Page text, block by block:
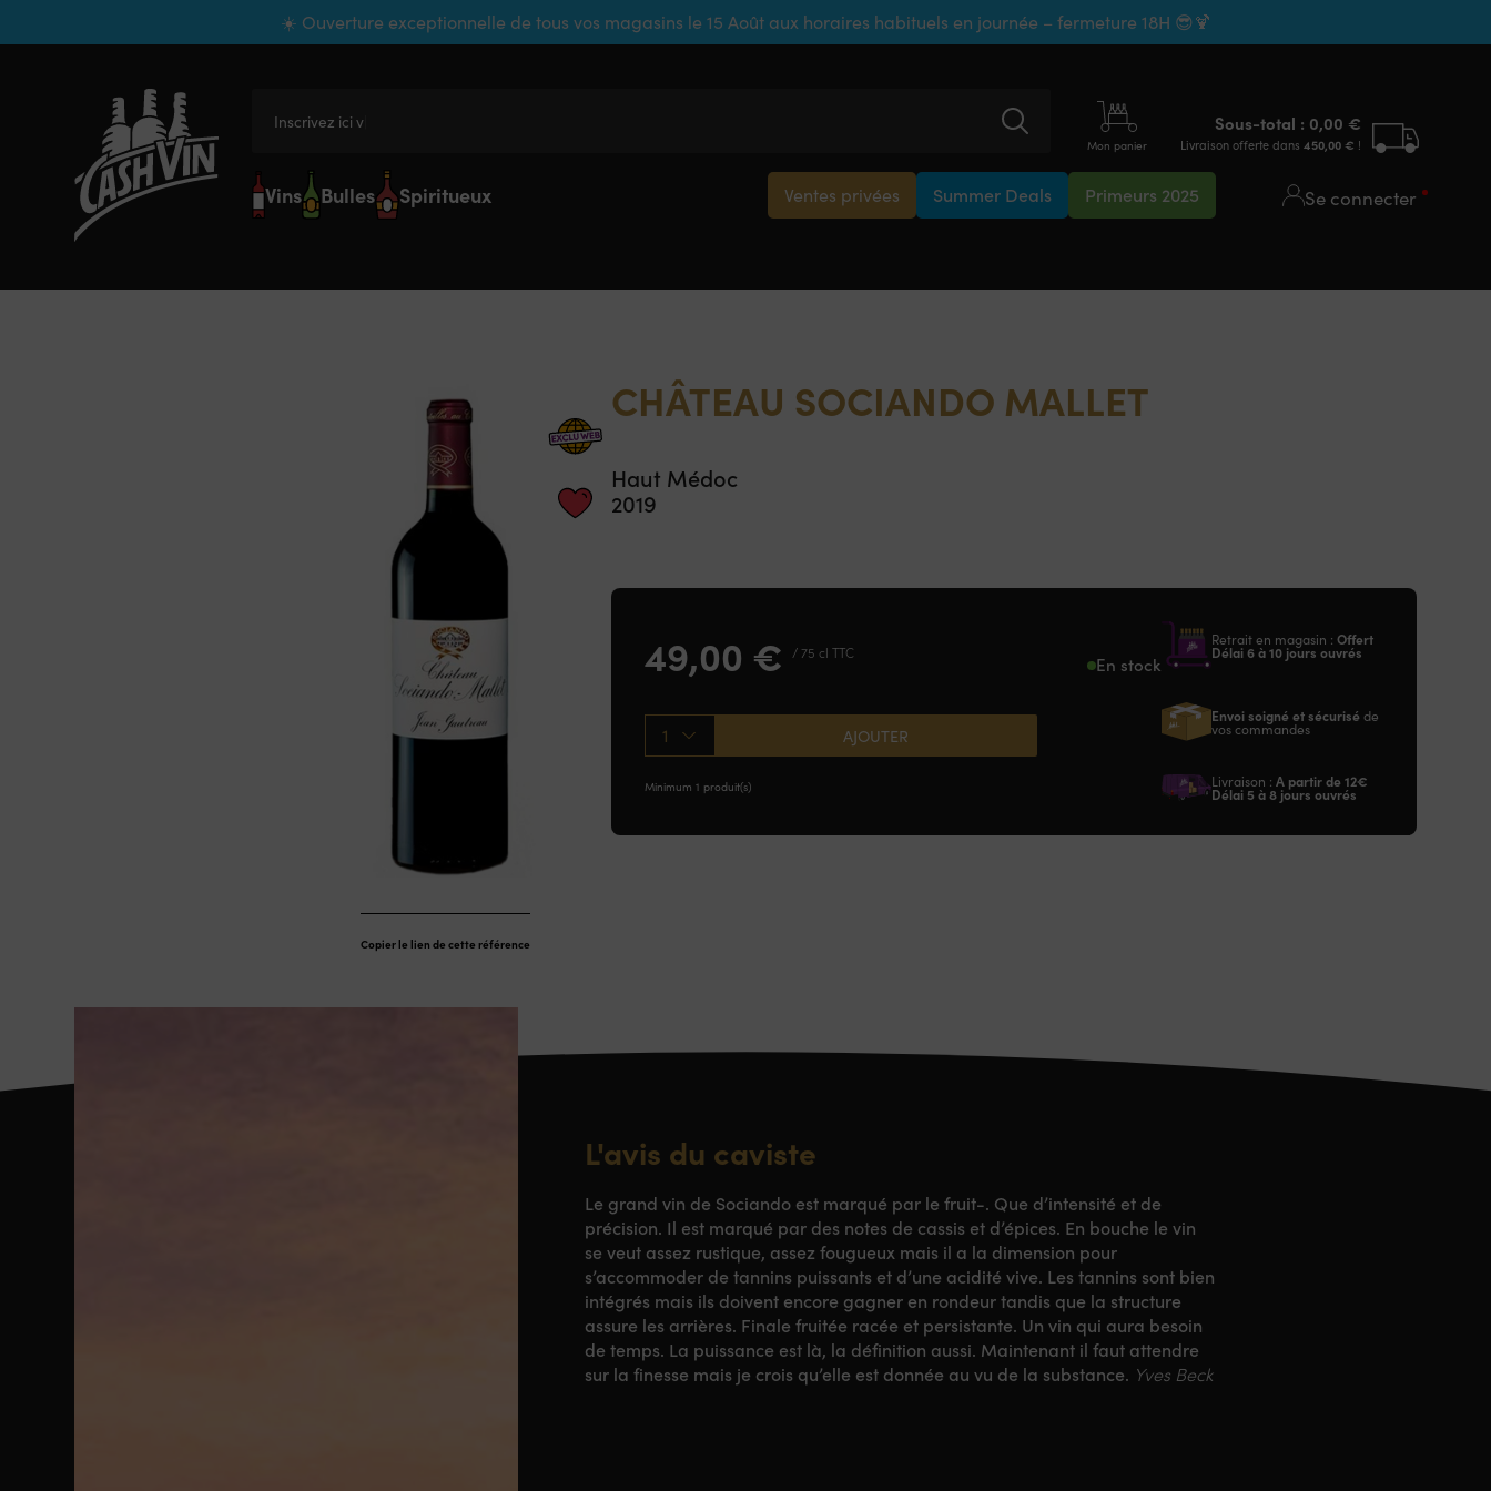
☀️ Ouverture exceptionnelle de tous vos magasins le 15 Août aux horaires habituels en journée – fermeture 18H 😎🍹
Inscrivez ici votre
Mon panier
Sous-total : 0,00 €
Livraison offerte dans 450,00 € !
Vins Bulles Spiritueux Ventes privées Summer Deals Primeurs 2025 Se connecter
Copier le lien de cette référence
CHÂTEAU SOCIANDO MALLET
Haut Médoc
2019
49,00 € / 75 cl TTC En stock
1 AJOUTER
Minimum 1 produit(s)
Retrait en magasin : Offert
Délai 6 à 10 jours ouvrés
Envoi soigné et sécurisé de
vos commandes
Livraison : A partir de 12€
Délai 5 à 8 jours ouvrés
L'avis du caviste
Le grand vin de Sociando est marqué par le fruit-. Que d’intensité et de
précision. Il est marqué par des notes de cassis et d’épices. En bouche le vin
se veut assez rustique, assez fougueux mais il a la dimension pour
s’accommoder de tannins puissants et d’une acidité vive. Les tannins sont bien
intégrés mais ils doivent encore gagner en rondeur tandis que la structure
assure les arrières. Finale fruitée racée et persistante. Un vin qui aura besoin
de temps. La puissance est là, la définition aussi. Maintenant il faut attendre
sur la finesse mais je crois qu’elle est donnée au vu de la substance. Yves Beck